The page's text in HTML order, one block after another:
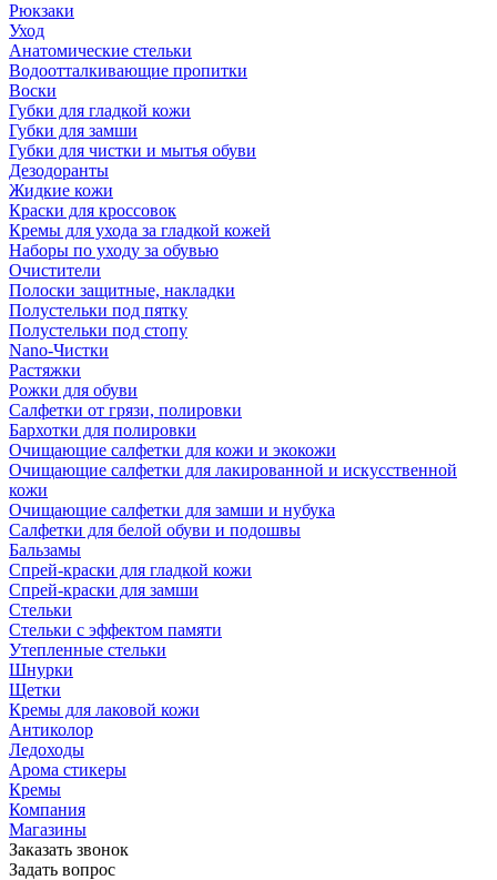
Рюкзаки
Уход
Анатомические стельки
Водоотталкивающие пропитки
Воски
Губки для гладкой кожи
Губки для замши
Губки для чистки и мытья обуви
Дезодоранты
Жидкие кожи
Краски для кроссовок
Кремы для ухода за гладкой кожей
Наборы по уходу за обувью
Очистители
Полоски защитные, накладки
Полустельки под пятку
Полустельки под стопу
Nano-Чистки
Растяжки
Рожки для обуви
Салфетки от грязи, полировки
Бархотки для полировки
Очищающие салфетки для кожи и экокожи
Очищающие салфетки для лакированной и искусственной
кожи
Очищающие салфетки для замши и нубука
Салфетки для белой обуви и подошвы
Бальзамы
Спрей-краски для гладкой кожи
Спрей-краски для замши
Стельки
Стельки с эффектом памяти
Утепленные стельки
Шнурки
Щетки
Кремы для лаковой кожи
Антиколор
Ледоходы
Арома стикеры
Кремы
Компания
Магазины
Заказать звонок
Задать вопрос